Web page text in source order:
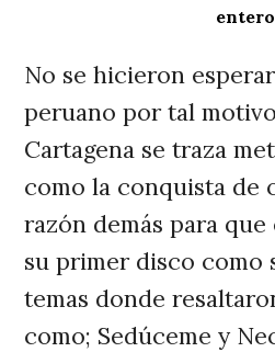
entero
No se hicieron
peruano por tal
Cartagena se traza
como la conquista de
razón demás para que
su primer disco como
temas donde
como; Sedúceme y